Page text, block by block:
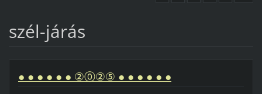
szél-járás
● ● ● ● ● ● ②⓪②⑤ ● ● ● ● ● ●